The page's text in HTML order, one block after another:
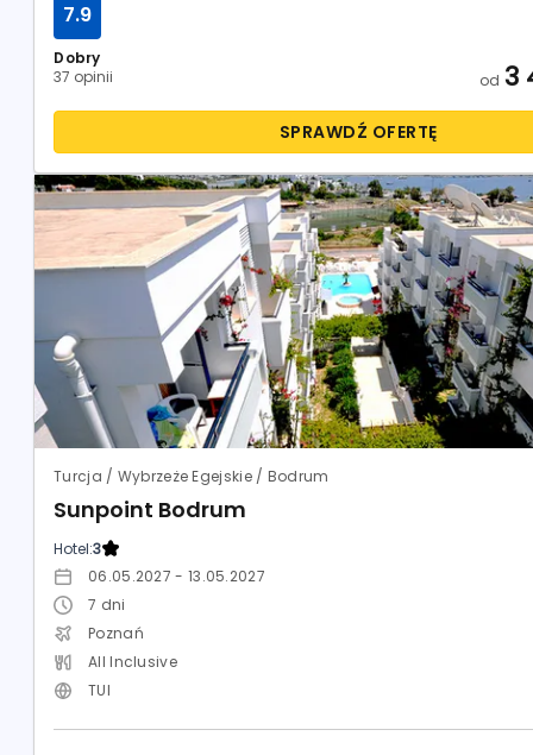
Dobry
37 opinii
7.9
od 3
SPRAWDŹ OFERTĘ
Turcja / Wybrzeże Egejskie / Bodrum
Sunpoint Bodrum
Hotel:3
06.05.2027 - 13.05.2027
7 dni
Poznań
All Inclusive
TUI